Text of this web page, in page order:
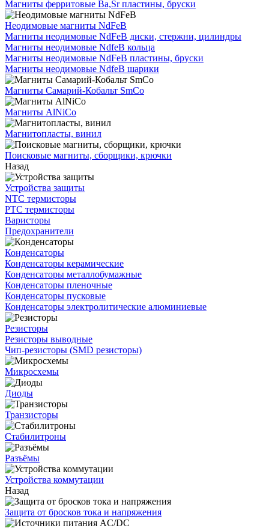
Магниты ферритовые Ba,Sr пластины, бруски
Неодимовые магниты NdFeB
Магниты неодимовые NdFeB диски, стержни, цилиндры
Магниты неодимовые NdfeB кольца
Магниты неодимовые NdFeB пластины, бруски
Магниты неодимовые NdfeB шарики
Магниты Самарий-Кобальт SmCo
Магниты AlNiCo
Магнитопласты, винил
Поисковые магниты, сборщики, крючки
Назад
Устройства защиты
NTC термисторы
PTC термисторы
Варисторы
Предохранители
Конденсаторы
Конденсаторы керамические
Конденсаторы металлобумажные
Конденсаторы пленочные
Конденсаторы пусковые
Конденсаторы электролитические алюминиевые
Резисторы
Резисторы выводные
Чип-резисторы (SMD резисторы)
Микросхемы
Диоды
Транзисторы
Стабилитроны
Разъёмы
Устройства коммутации
Назад
Защита от бросков тока и напряжения